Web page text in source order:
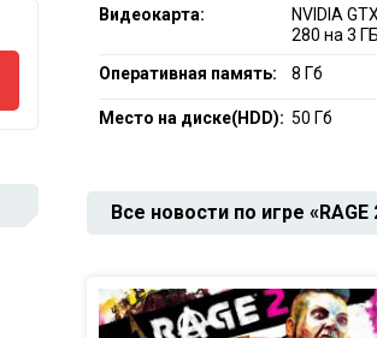
Видеокарта:
NVIDIA
280 на 3 ГБ
Оперативная память:
8 Гб
Место на диске(HDD): 50 Гб
Все новости по игре «RAGE